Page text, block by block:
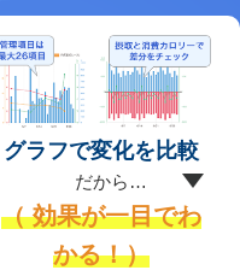
グラフで変化を比較
だから…
（ 効果が一目でわ
かる！）